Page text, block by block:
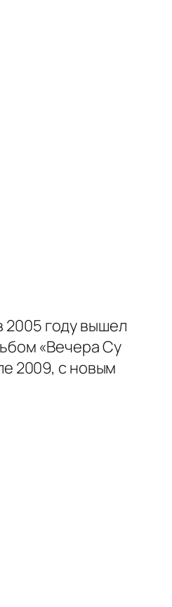
2005 году вышел
«Вечера Су
2009, с новым